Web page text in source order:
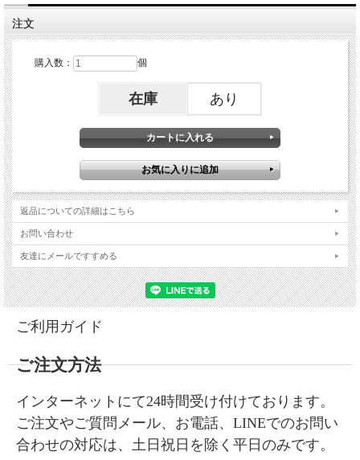
【数量】1本
注文
購入数： 個
在庫 あり
返品についての詳細はこちら
お問い合わせ
友達にメールですすめる
ご利用ガイド
ご注文方法
インターネットにて24時間受け付けております。
ご注文やご質問メール、お電話、LINEでのお問い
合わせの対応は、土日祝日を除く平日のみです。